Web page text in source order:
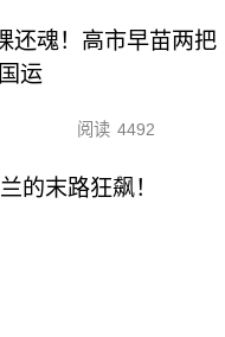
还魂！高市早苗两把
运
阅读 4492
的末路狂飙！